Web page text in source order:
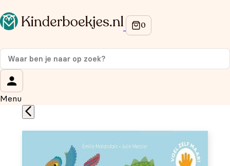
Menu
Op de hoogte blijven van onze acties?
Meld je aan voor onze nieuwsbrief en ontvang
korting
Wat is je voornaam?
Wat is je e-mailadres?
Aanmelden